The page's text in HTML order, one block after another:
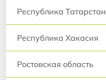
Республика Татарстан
Республика Хакасия
Ростовская область